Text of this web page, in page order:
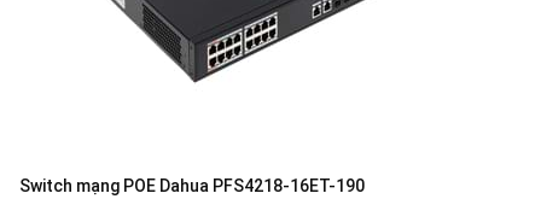
Switch mạng POE Dahua PFS4218-16ET-190